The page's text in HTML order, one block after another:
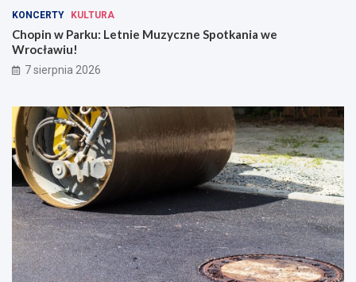
KONCERTY KULTURA
Chopin w Parku: Letnie Muzyczne Spotkania we
Wrocławiu!
7 sierpnia 2026